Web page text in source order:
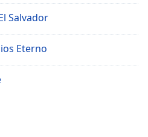
Salvador
Eterno